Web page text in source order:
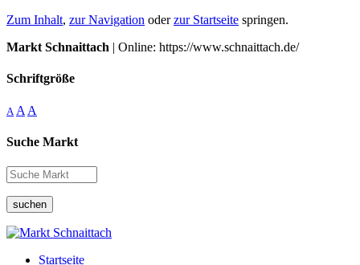
Zum Inhalt, zur Navigation oderzur Startseite springen.
Markt Schnaittach | Online: https://www.schnaittach.de/
Schriftgröße
A A A
Suche Markt
suchen
Startseite